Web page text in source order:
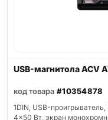
USB-магнитола ACV
код товара #10354878
1DIN, USB-
4x50 Вт, экран